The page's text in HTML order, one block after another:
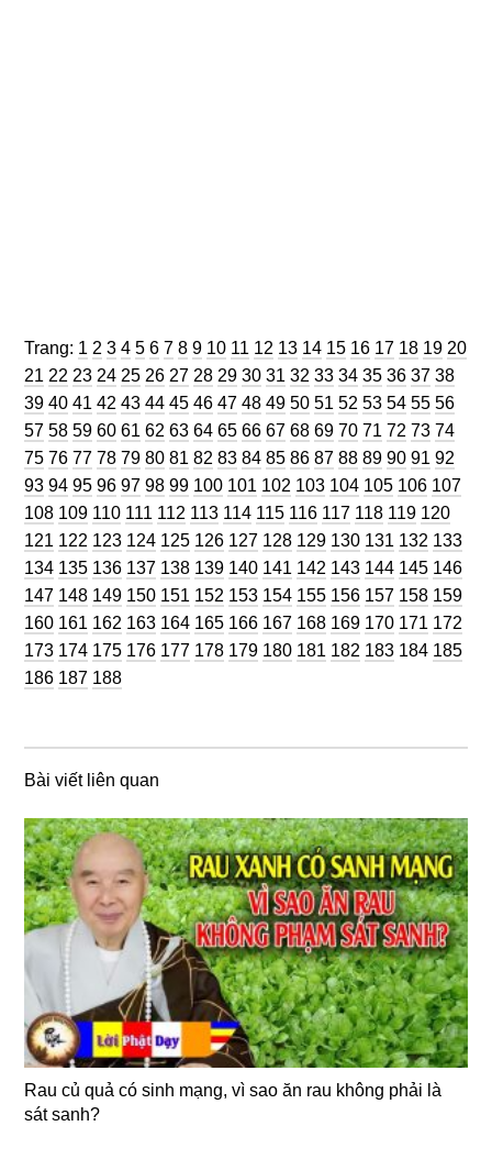
Trang: Trang
1 Trang
2 Trang
3 Trang
4 Trang
5 Trang
6 Trang
7 Trang
8 Trang
9 Trang
10 Trang
11 Trang
12 Trang
13 Trang
14 Trang
15 Trang
16 Trang
17 Trang
18 Trang
19 Trang
20
Trang
21 Trang
22 Trang
23 Trang
24 Trang
25 Trang
26 Trang
27 Trang
28 Trang
29 Trang
30 Trang
31 Trang
32 Trang
33 Trang
34 Trang
35 Trang
36 Trang
37 Trang
38
39 Trang
40 Trang
41 Trang
42 Trang
43 Trang
44 Trang
45 Trang
46 Trang
47 Trang
48 Trang
49 Trang
50 Trang
51 Trang
52 Trang
53 Trang
54 Trang
55 Trang
56
57 Trang
58 Trang
59 Trang
60 Trang
61 Trang
62 Trang
63 Trang
64 Trang
65 Trang
66 Trang
67 Trang
68 Trang
69 Trang
70 Trang
71 Trang
72 Trang
73 Trang
74
75 Trang
76 Trang
77 Trang
78 Trang
79 Trang
80 Trang
81 Trang
82 Trang
83 Trang
84 Trang
85 Trang
86 Trang
87 Trang
88 Trang
89 Trang
90 Trang
91 Trang
92
93 Trang
94 Trang
95 Trang
96 Trang
97 Trang
98 Trang
99 Trang
100 Trang
101 Trang
102 Trang
103 Trang
104 Trang
105 Trang
106 Trang
107
108 Trang
109 Trang
110 Trang
111 Trang
112 Trang
113 Trang
114 Trang
115 Trang
116 Trang
117 Trang
118 Trang
119 Trang
120
121 Trang
122 Trang
123 Trang
124 Trang
125 Trang
126 Trang
127 Trang
128 Trang
129 Trang
130 Trang
131 Trang
132 Trang
133
134 Trang
135 Trang
136 Trang
137 Trang
138 Trang
139 Trang
140 Trang
141 Trang
142 Trang
143 Trang
144 Trang
145 Trang
146
147 Trang
148 Trang
149 Trang
150 Trang
151 Trang
152 Trang
153 Trang
154 Trang
155 Trang
156 Trang
157 Trang
158 Trang
159
160 Trang
161 Trang
162 Trang
163 Trang
164 Trang
165 Trang
166 Trang
167 Trang
168 Trang
169 Trang
170 Trang
171 Trang
172
173 Trang
174 Trang
175 Trang
176 Trang
177 Trang
178 Trang
179 Trang
180 Trang
181 Trang
182 Trang
183 Trang
184 Trang
185
186 Trang
187 Trang
188
Bài viết liên quan
Rau củ quả có sinh mạng, vì sao ăn rau không phải là
sát sanh?